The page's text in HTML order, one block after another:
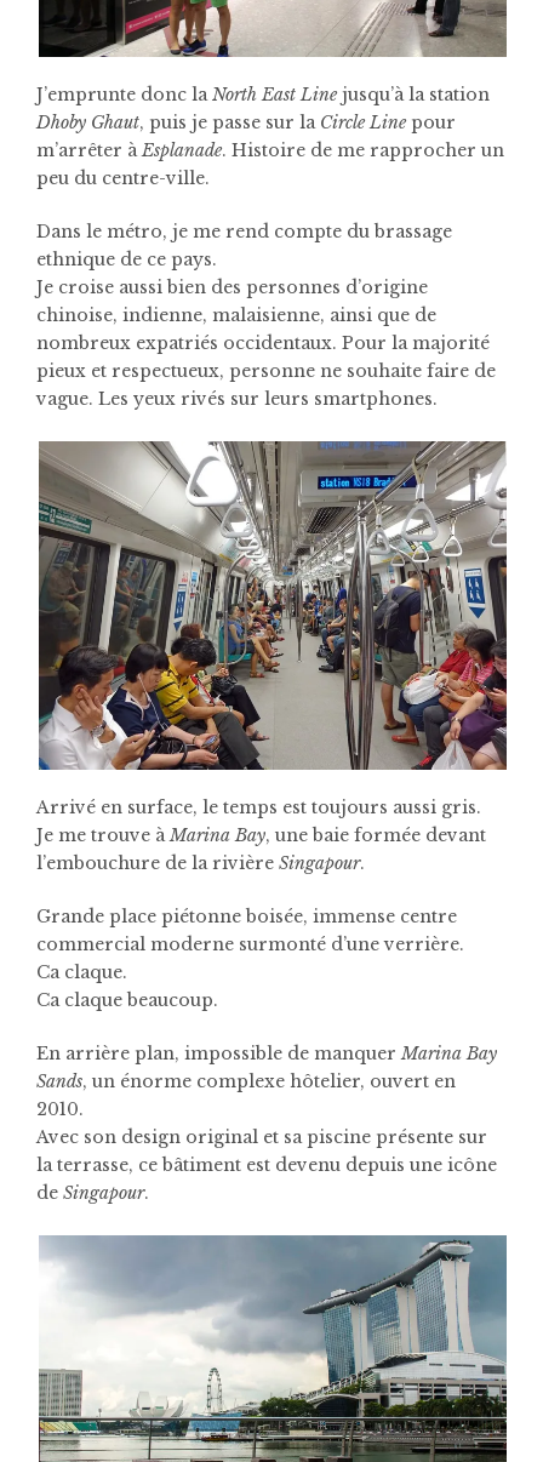
J’emprunte donc laNorth East Linejusqu’à la station
Dhoby Ghaut, puis je passe sur la Circle Linepour
m’arrêter àEsplanade. Histoire de me rapprocher un
peu du centre-ville.
Dans le métro, je me rend compte du brassage
ethnique de ce pays.
Je croise aussi bien des personnes d’origine
chinoise, indienne, malaisienne, ainsi que de
nombreux expatriés occidentaux. Pour la majorité
pieux et respectueux, personne ne souhaite faire de
vague. Les yeux rivés sur leurs smartphones.
Arrivé en surface, le temps est toujours aussi gris.
Je me trouve àMarina Bay, une baie formée devant
l’embouchure de la rivière Singapour.
Grande place piétonne boisée, immense centre
commercial moderne surmonté d’une verrière.
Ca claque.
Ca claque beaucoup.
En arrière plan, impossible de manquerMarina Bay
Sands, un énorme complexe hôtelier, ouvert en
2010.
Avec son design original et sa piscine présente sur
la terrasse, ce bâtiment est devenu depuis une icône
de Singapour.